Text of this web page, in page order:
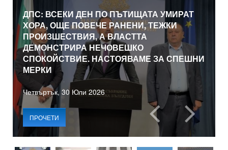
ДПС: ВСЕКИ ДЕН ПО ПЪТИЩАТА УМИРАТ
ХОРА, ОЩЕ ПОВЕЧЕ РАНЕНИ, ТЕЖКИ
ПРОИЗШЕСТВИЯ, А ВЛАСТТА
ДЕМОНСТРИРА НЕЧОВЕШКО
СПОКОЙСТВИЕ. НАСТОЯВАМЕ ЗА СПЕШНИ
МЕРКИ
Четвъртък, 30 Юли 2026
ПРОЧЕТИ